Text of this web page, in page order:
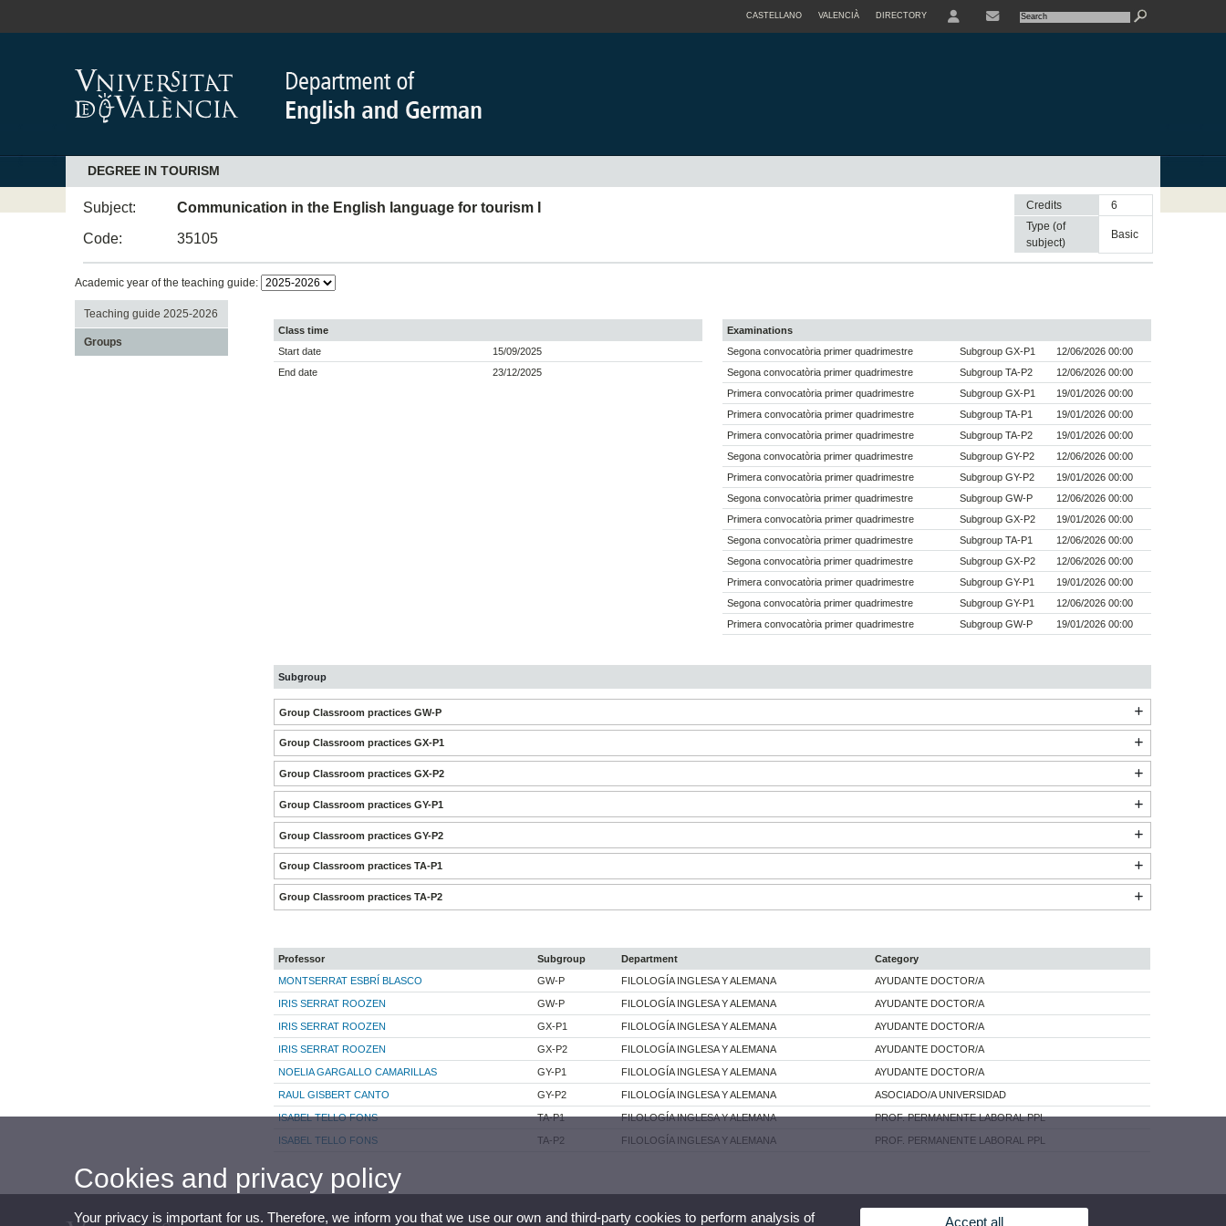
CASTELLANO VALENCIÀ DIRECTORY
DEGREE IN TOURISM
Subject:
Communication in the English language for tourism I
Code:
35105
Credits
6
Type (of
subject)
basic
Academic year of the teaching guide:
Teaching guide 2025-2026
Groups
Class time
Start date
15/09/2025
End date
23/12/2025
Examinations
Segona convocatòria primer quadrimestre
Subgroup GX-P1
12/06/2026 00:00
Segona convocatòria primer quadrimestre
Subgroup TA-P2
12/06/2026 00:00
Primera convocatòria primer quadrimestre
Subgroup GX-P1
19/01/2026 00:00
Primera convocatòria primer quadrimestre
Subgroup TA-P1
19/01/2026 00:00
Primera convocatòria primer quadrimestre
Subgroup TA-P2
19/01/2026 00:00
Segona convocatòria primer quadrimestre
Subgroup GY-P2
12/06/2026 00:00
Primera convocatòria primer quadrimestre
Subgroup GY-P2
19/01/2026 00:00
Segona convocatòria primer quadrimestre
Subgroup GW-P
12/06/2026 00:00
Primera convocatòria primer quadrimestre
Subgroup GX-P2
19/01/2026 00:00
Segona convocatòria primer quadrimestre
Subgroup TA-P1
12/06/2026 00:00
Segona convocatòria primer quadrimestre
Subgroup GX-P2
12/06/2026 00:00
Primera convocatòria primer quadrimestre
Subgroup GY-P1
19/01/2026 00:00
Segona convocatòria primer quadrimestre
Subgroup GY-P1
12/06/2026 00:00
Primera convocatòria primer quadrimestre
Subgroup GW-P 19/01/2026 00:00
Subgroup
Group Classroom practices GW-P
Group Classroom practices GX-P1
Group Classroom practices GX-P2
Group Classroom practices GY-P1
Group Classroom practices GY-P2
Group Classroom practices TA-P1
Group Classroom practices TA-P2
Professor Subgroup Department
Category
MONTSERRAT ESBRÍ BLASCO
GW-P FILOLOGÍA INGLESA Y ALEMANA AYUDANTE DOCTOR/A
IRIS SERRAT ROOZEN GW-P FILOLOGÍA INGLESA Y ALEMANA AYUDANTE DOCTOR/A
IRIS SERRAT ROOZEN GX-P1 FILOLOGÍA INGLESA Y ALEMANA AYUDANTE DOCTOR/A
IRIS SERRAT ROOZEN GX-P2 FILOLOGÍA INGLESA Y ALEMANA AYUDANTE DOCTOR/A
NOELIA GARGALLO CAMARILLAS GY-P1 FILOLOGÍA INGLESA Y ALEMANA AYUDANTE DOCTOR/A
RAUL GISBERT CANTO GY-P2 FILOLOGÍA INGLESA Y ALEMANA ASOCIADO/A UNIVERSIDAD
ISABEL TELLO FONS TA-P1 FILOLOGÍA INGLESA Y ALEMANA PROF. PERMANENTE LABORAL PPL
ISABEL TELLO FONS TA-P2 FILOLOGÍA INGLESA Y ALEMANA PROF. PERMANENTE LABORAL PPL
Cookies and privacy policy
Your privacy is important for us. Therefore, we inform you that we use our own and third-party cookies to perform analysis of Accept all